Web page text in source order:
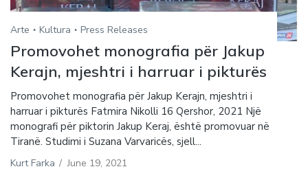
Arte Kultura Press Releases
Promovohet monografia për Jakup
Kerajn, mjeshtri i harruar i pikturës
Promovohet monografia për Jakup Kerajn, mjeshtri i
harruar i pikturës Fatmira Nikolli 16 Qershor, 2021 Një
monografi për piktorin Jakup Keraj, është promovuar në
Tiranë. Studimi i Suzana Varvaricës, sjell...
Kurt Farka / June 19, 2021